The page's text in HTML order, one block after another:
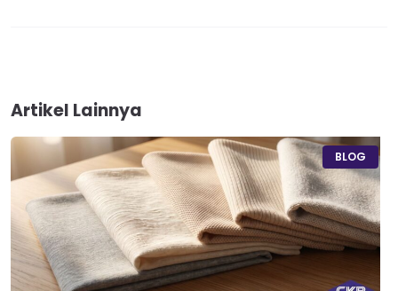
Artikel Lainnya
BLOG